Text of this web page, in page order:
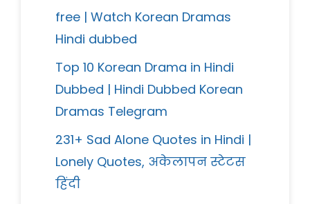
free | Watch Korean Dramas
Hindi dubbed
Top 10 Korean Drama in Hindi
Dubbed | Hindi Dubbed Korean
Dramas Telegram
231+ Sad Alone Quotes in Hindi |
Lonely Quotes, अकेलापन स्टेटस
हिंदी